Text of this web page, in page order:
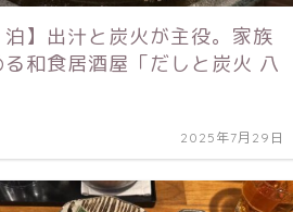
泊】出汁と炭火が主役。家族
和食居酒屋「だしと炭火 八
2025年7月29日